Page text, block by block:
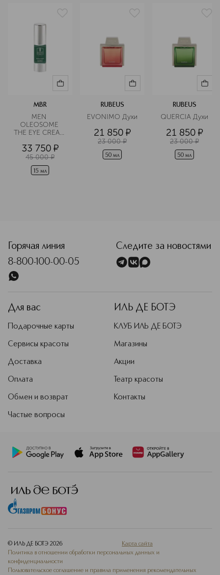
MBR
MEN
OLEOSOME
THE EYE CREAM
области вокруг
глаз
разглаживающий
33 750 ¤
45 000 ¤
15 мл
RUBEUS
EVONIMO Духи
21 850 ¤
23 000 ¤
50 мл
RUBEUS
QUERCIA Духи
21 850 ¤
23 000 ¤
50 мл
Горячая линия
8-800-100-00-05
Следите за новостями
Для вас
Подарочные карты
Сервисы красоты
Доставка
Оплата
Обмен и возврат
Частые вопросы
ИЛЬ ДЕ БОТЭ
КЛУБ ИЛЬ ДЕ БОТЭ
Магазины
Акции
Театр красоты
Контакты
© ИЛЬ ДЕ БОТЭ 2026
Карта сайта
Политика в отношении обработки персональных данных и
конфиденциальности
Пользовательское соглашение и правила применения рекомендательных